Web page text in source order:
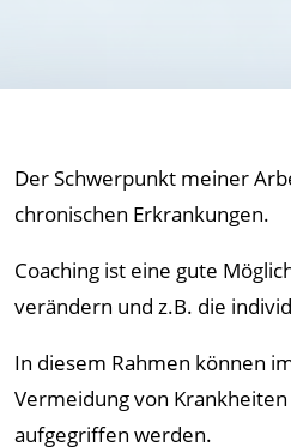
Der Schwerpunkt meiner
chronischen Erkrankungen.
Coaching ist eine gute
verändern und z.B. die
In diesem Rahmen können
Vermeidung von
aufgegriffen werden.